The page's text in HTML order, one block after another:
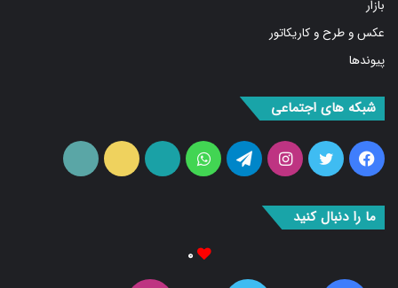
بازار
عکس و طرح و کاریکاتور
پیوندها
شبکه های اجتماعی
فیس
توییتر اینستاگرامتلگرام واتس
آپارات ایتا
ما را دنبال کنید
۰